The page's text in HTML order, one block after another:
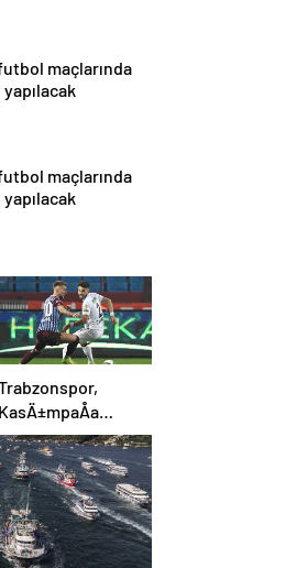
maçlarında
maçlarında
KasÄ±mpaÅa
4’te
peÅinde